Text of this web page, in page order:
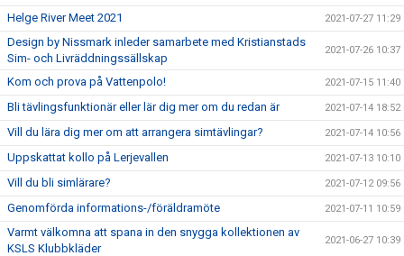
Helge River Meet 2021 2021-07-27 11:29
Design by Nissmark inleder samarbete med Kristianstads
Sim- och Livräddningssällskap
2021-07-26 10:37
Kom och prova på Vattenpolo! 2021-07-15 11:40
Bli tävlingsfunktionär eller lär dig mer om du redan är 2021-07-14 18:52
Vill du lära dig mer om att arrangera simtävlingar? 2021-07-14 10:56
Uppskattat kollo på Lerjevallen 2021-07-13 10:10
Vill du bli simlärare? 2021-07-12 09:56
Genomförda informations-/föräldramöte 2021-07-11 10:59
Varmt välkomna att spana in den snygga kollektionen av
KSLS Klubbkläder
2021-06-27 10:39